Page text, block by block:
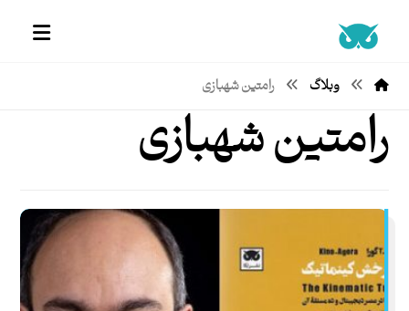
وبلاگ رامتین شهبازی
رامتین شهبازی